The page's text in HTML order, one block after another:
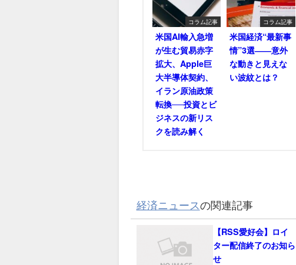
コラム記事
米国AI輸入急増
が生む貿易赤字
拡大、Apple巨
大半導体契約、
イラン原油政策
転換──投資とビ
ジネスの新リス
クを読み解く
コラム記事
米国経済“最新事
情”3選――意外
な動きと見えな
い波紋とは？
経済ニュースの関連記事
【RSS愛好会】ロイ
ター配信終了のお知ら
せ